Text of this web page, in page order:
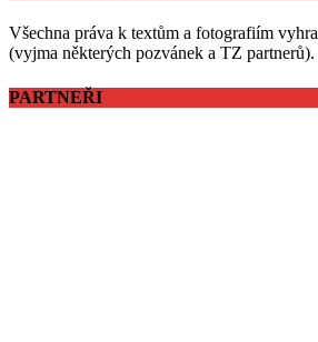
Všechna práva k textům a fotografiím
(vyjma některých pozvánek a TZ partnerů).
PARTNEŘI